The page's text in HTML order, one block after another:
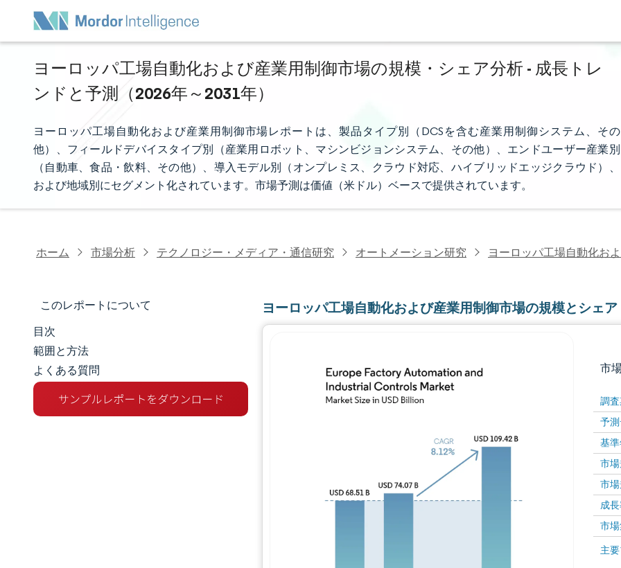
ヨーロッパ工場自動化および産業用制御市場の規模・シェア分析 - 成長トレ
ンドと予測（2026年～2031年）
ヨーロッパ工場自動化および産業用制御市場レポートは、製品タイプ別（DCSを含む産業用制御システム、その
他）、フィールドデバイスタイプ別（産業用ロボット、マシンビジョンシステム、その他）、エンドユーザー産業別
（自動車、食品・飲料、その他）、導入モデル別（オンプレミス、クラウド対応、ハイブリッドエッジクラウド）、
および地域別にセグメント化されています。市場予測は価値（米ドル）ベースで提供されています。
ホーム 市場分析 テクノロジー・メディア・通信研究 オートメーション研究 ヨーロッパ工場自動化お
このレポートについて
市場規模とシェア
市場分析
トレンドとインサイト
目次
範囲と方法
よくある質問
ヨーロッパ工場自動化および産業用制御市場の規模とシェア
市
調
予
基
市
市
成
市
主
画像
画像 © Mordor Intelligence。再利用にはCC BY 4.0の